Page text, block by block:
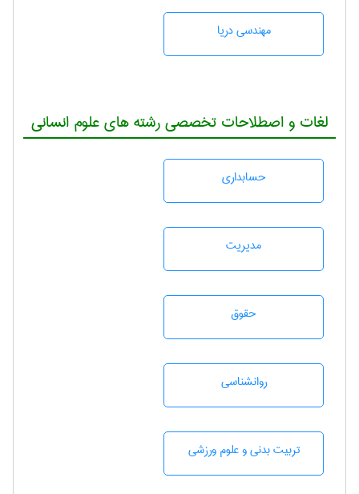
مهندسی دریا
لغات و اصطلاحات تخصصی رشته های علوم انسانی
حسابداری
مديريت
حقوق
روانشناسی
تربيت بدنی و علوم ورزشی